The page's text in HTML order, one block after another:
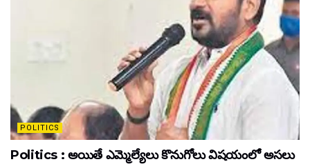
POLITICS
Politics : అయితే ఎమ్మెల్యేలు కొనుగోలు విషయంలో అసలు